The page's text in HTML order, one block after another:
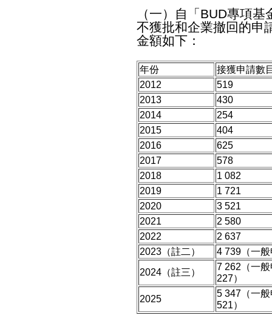
（一）自「BUD專項
不獲批和企業撤回的申
金額如下：
年份
接獲申請數
2012
519
2013
430
2014
254
2015
404
2016
625
2017
578
2018
1 082
2019
1 721
2020
3 521
2021
2 580
2022
2 637
2023（註二）
4 739（一
2024（註三）
7 262（一
227）
2025
5 347（一
521）